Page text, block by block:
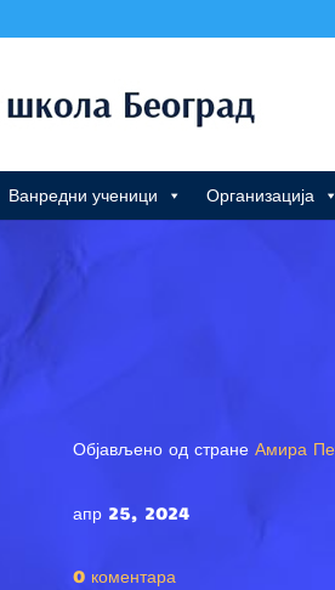
Ванредни ученици Организација
Објављено од стране Амира
апр 25, 2024
0 коментара